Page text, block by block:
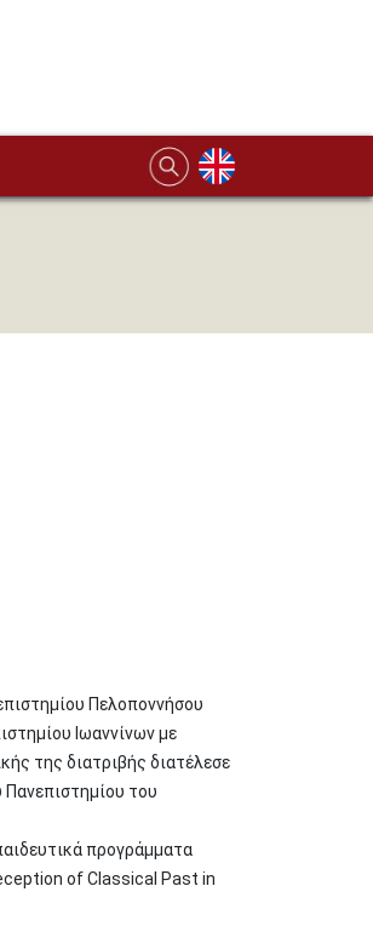
Πελοποννήσου
Ιωαννίνων με
της διατριβής διατέλεσε
του
προγράμματα
of Classical Past in